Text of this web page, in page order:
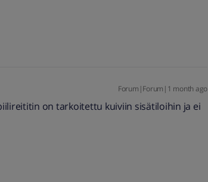
Forum|Forum|1 month ago
on tarkoitettu kuiviin sisätiloihin ja ei